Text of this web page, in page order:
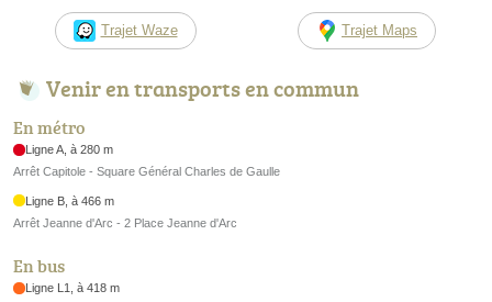
Trajet Waze Trajet Maps
Venir en transports en commun
En métro
Ligne A, à 280 m
Arrêt Capitole - Square Général Charles de Gaulle
Ligne B, à 466 m
Arrêt Jeanne d'Arc - 2 Place Jeanne d'Arc
En bus
Ligne L1, à 418 m